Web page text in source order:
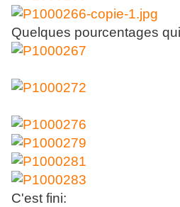
Quelques pourcentages
C'est fini: